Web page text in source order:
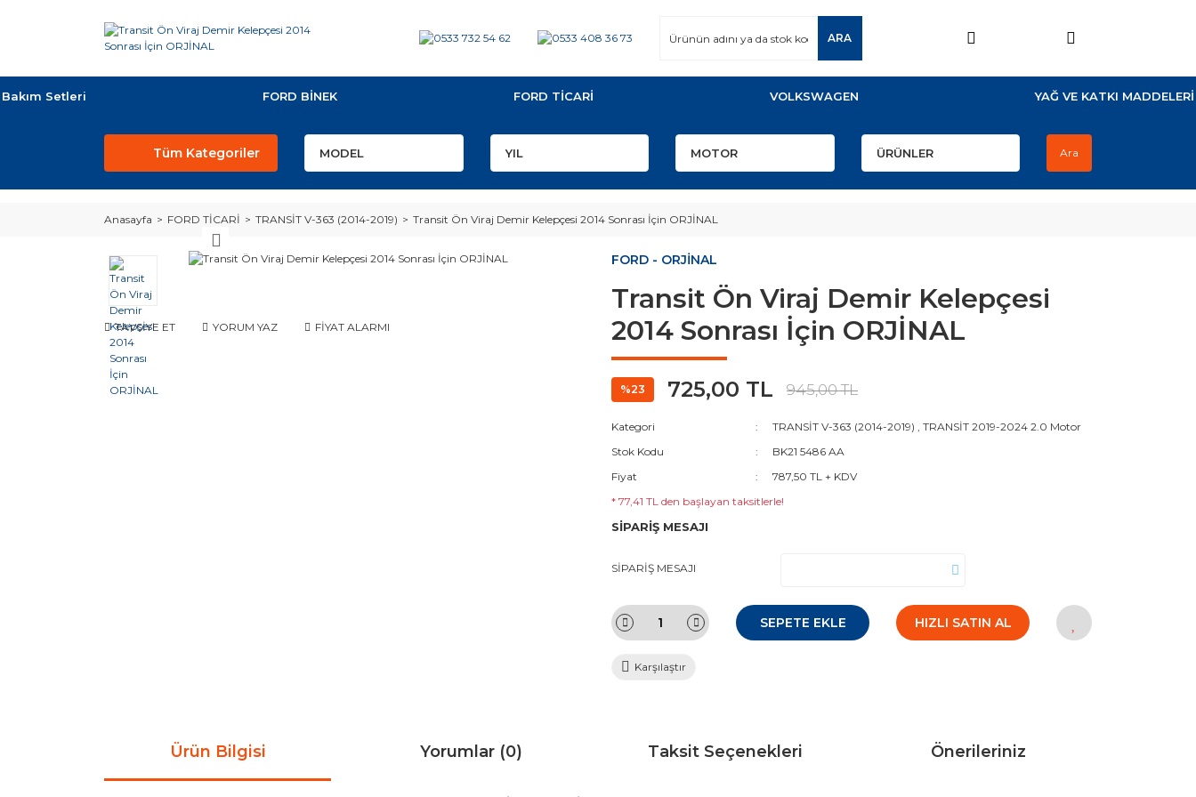
ARA
Bakım Setleri FORD BİNEK FORD TİCARİ VOLKSWAGEN YAĞ VE KATKI MADDELERİ
Tüm Kategoriler Ara
Anasayfa FORD TİCARİ TRANSİT V-363 (2014-2019) Transit Ön Viraj Demir Kelepçesi 2014 Sonrası İçin ORJİNAL
TAVSİYE ET YORUM YAZ FİYAT ALARMI
FORD - ORJİNAL
Transit Ön Viraj Demir Kelepçesi
2014 Sonrası İçin ORJİNAL
%23 725,00 TL 945,00 TL
Kategori TRANSİT V-363 (2014-2019) , TRANSİT 2019-2024 2.0 Motor
Stok Kodu
BK21 5486 AA
Fiyat
787,50 TL + KDV
* 77,41 TL den başlayan taksitlerle!
SİPARİŞ MESAJI
SİPARİŞ MESAJI
SEPETE EKLE HIZLI SATIN AL
Karşılaştır
Ürün Bilgisi Yorumlar (0) Taksit Seçenekleri Önerileriniz